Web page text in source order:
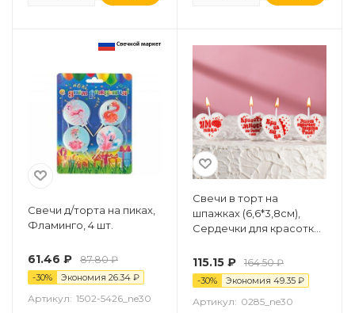
Свечи д/торта на пиках,
Фламинго, 4 шт.
61.46 ₽ 87.80₽
-30% Экономия 26.34 ₽
Артикул: 1502-5426_ne30
Свечи в торт на
шпажках (6,6*3,8см),
Сердечки для красотки,
115.15 ₽ 164.50₽
-30% Экономия 49.35 ₽
Артикул: 0285_ne30